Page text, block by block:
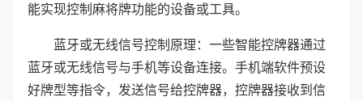
能实现控制麻将牌功能的设备或工具。
蓝牙或无线信号控制原理：一些智能控牌器通过
蓝牙或无线信号与手机等设备连接。手机端软件预设
好牌型等指令，发送信号给控牌器，控牌器接收到信